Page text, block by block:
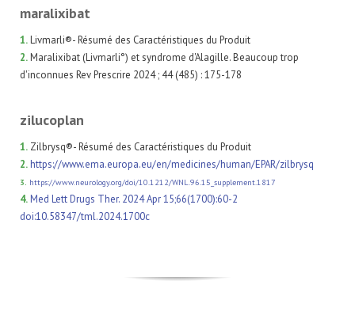
maralixibat
1.Livmarli®- Résumé des Caractéristiques du Produit
2.Maralixibat (Livmarli°) et syndrome d'Alagille. Beaucoup trop
d'inconnues Rev Prescrire 2024 ; 44 (485) : 175-178
zilucoplan
1. Zilbrysq®- Résumé des Caractéristiques du Produit
2.https://www.ema.europa.eu/en/medicines/human/EPAR/zilbrysq
3. https://www.neurology.org/doi/10.1212/WNL.96.15_supplement.1817
4.Med Lett Drugs Ther. 2024 Apr 15;66(1700):60-2
doi:10.58347/tml.2024.1700c